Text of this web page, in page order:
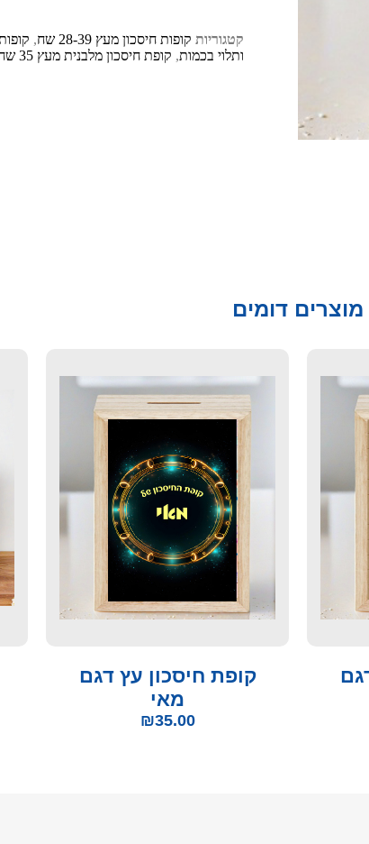
קטגוריות קופות חיסכון מעץ 28-39 שח ,
ותלוי בכמות, קופת חיסכון מלבנית מעץ 35 שח
מוצרים דומים
קופת חיסכון עץ דגם
מאי
₪35.00